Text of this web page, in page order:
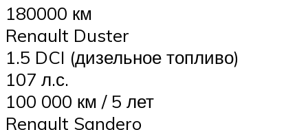
180000 км
Renault Duster
1.5 DCI (дизельное топливо)
107 л.с.
100 000 км / 5 лет
Renault Sandero